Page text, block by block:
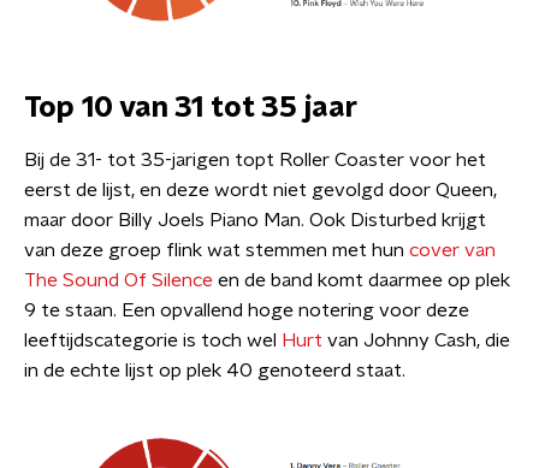
Top 10 van 31 tot 35 jaar
Bij de 31- tot 35-jarigen topt Roller Coaster voor het
eerst de lijst, en deze wordt niet gevolgd door Queen,
maar door Billy Joels Piano Man. Ook Disturbed krijgt
van deze groep flink wat stemmen met hun cover van
The Sound Of Silence en de band komt daarmee op plek
9 te staan. Een opvallend hoge notering voor deze
leeftijdscategorie is toch wel
Hurt van Johnny Cash, die
in de echte lijst op plek 40 genoteerd staat.